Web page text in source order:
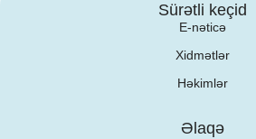
Sürətli keçid
E-nəticə
Xidmətlər
Həkimlər
Əlaqə